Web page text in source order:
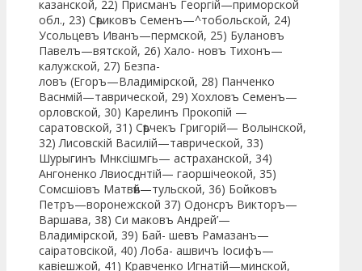
казанской, 22) Присманъ Георгій—приморской
обл., 23) Сѣриковъ Семенъ—^тобольской, 24)
Усольцевъ Иванъ—пермской, 25) Булановъ
Павелъ—вятской, 26) Хало- новъ Тихонъ—
калужской, 27) Безпа-
ловъ (Егоръ—Владимірской, 28) Панченко
Васнмій—таврической, 29) Хохловъ Семенъ—
орловской, 30) Карелинъ Прокопій —
саратовской, 31) Сѣрчекъ Григорій— Волынской,
32) Лисовскій Василій—таврической, 33)
Шурыгинъ Мнксішмгь— астраханской, 34)
Ангоненко Лвиосднтій— гаоршічеокой, 35)
Сомсшіовъ Матвѣй—тульской, 36) Бойковъ
Петръ—воронежской 37) Одонсръ Викторъ—
Варшава, 38) Си маковъ Андрей’—
Владимірской, 39) Бай- шевъ Рамазанъ—
саіратовсікой, 40) Лоба- ашвичъ Іосифъ—
кавіешжой, 41) Кравченко Игнатій—минской,